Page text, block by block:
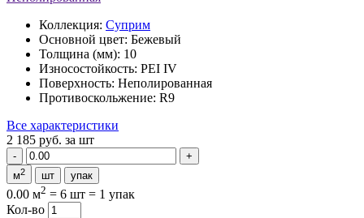
Коллекция: Суприм
Основной цвет: Бежевый
Толщина (мм): 10
Износостойкость: PEI IV
Поверхность: Неполированная
Противоскольжение: R9
Все характеристики
2 185 руб. за шт
м2 шт упак
0.00 м2 = 6 шт = 1 упак
Кол-во